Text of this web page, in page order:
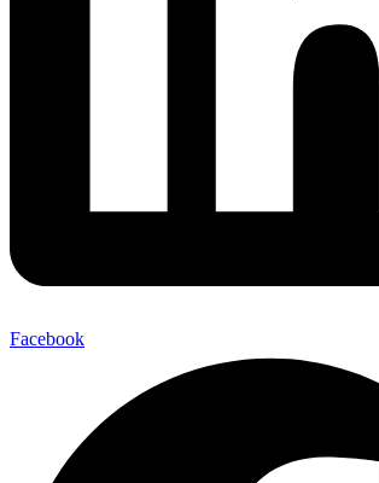
Facebook